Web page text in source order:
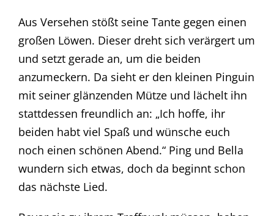
Aus Versehen stößt seine Tante gegen einen
großen Löwen. Dieser dreht sich verärgert um
und setzt gerade an, um die beiden
anzumeckern. Da sieht er den kleinen Pinguin
mit seiner glänzenden Mütze und lächelt ihn
stattdessen freundlich an: „Ich hoffe, ihr
beiden habt viel Spaß und wünsche euch
noch einen schönen Abend.“ Ping und Bella
wundern sich etwas, doch da beginnt schon
das nächste Lied.